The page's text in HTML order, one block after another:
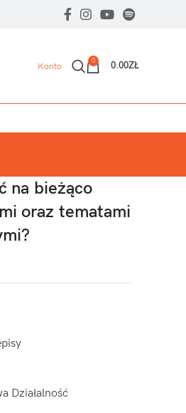
Konto
0 0.00ZŁ
na bieżąco
oraz tematami
Działalność